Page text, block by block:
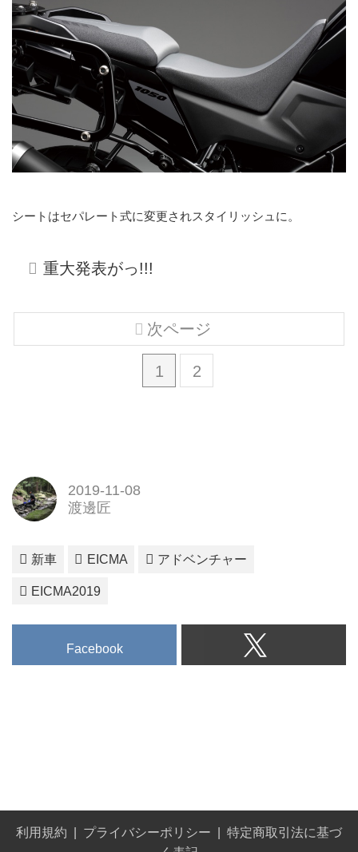
シートはセパレート式に変更されスタイリッシュに。
重大発表がっ!!!
1 2
次ページ
2019-11-08
渡邊匠
新車 EICMA アドベンチャー
EICMA2019
Facebook
利用規約 プライバシーポリシー
特定商取引法に基づ